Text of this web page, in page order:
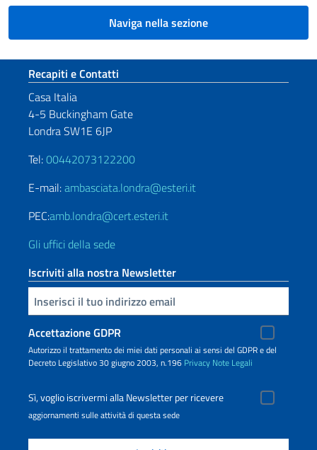
Naviga nella sezione
Sezione footer
Recapiti e Contatti
Casa Italia
4-5 Buckingham Gate
Londra SW1E 6JP
Tel:00442073122200
E-mail:ambasciata.londra@esteri.it
PEC:amb.londra@cert.esteri.it
Gli uffici della sede
Iscriviti alla nostra Newsletter
Inserisci la tua email
Accettazione GDPR
Autorizzo il trattamento dei miei dati personali ai sensi del GDPR e del
Decreto Legislativo 30 giugno 2003, n.196 Privacy Note Legali
Sì, voglio iscrivermi alla Newsletter per ricevere
aggiornamenti sulle attività di questa sede